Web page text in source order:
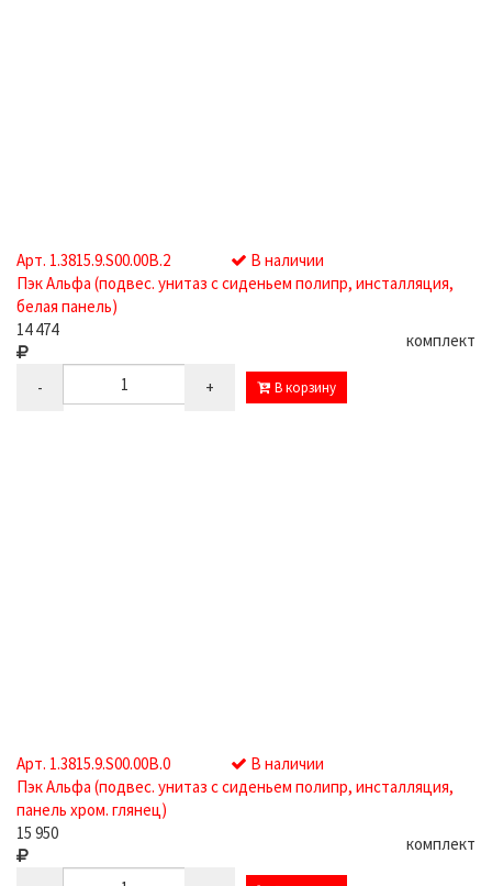
Арт. 1.3815.9.S00.00B.2
В наличии
Пэк Альфа (подвес. унитаз с сиденьем полипр, инсталляция,
белая панель)
14 474
комплект
- + В корзину
Арт. 1.3815.9.S00.00B.0
В наличии
Пэк Альфа (подвес. унитаз с сиденьем полипр, инсталляция,
панель хром. глянец)
15 950
комплект